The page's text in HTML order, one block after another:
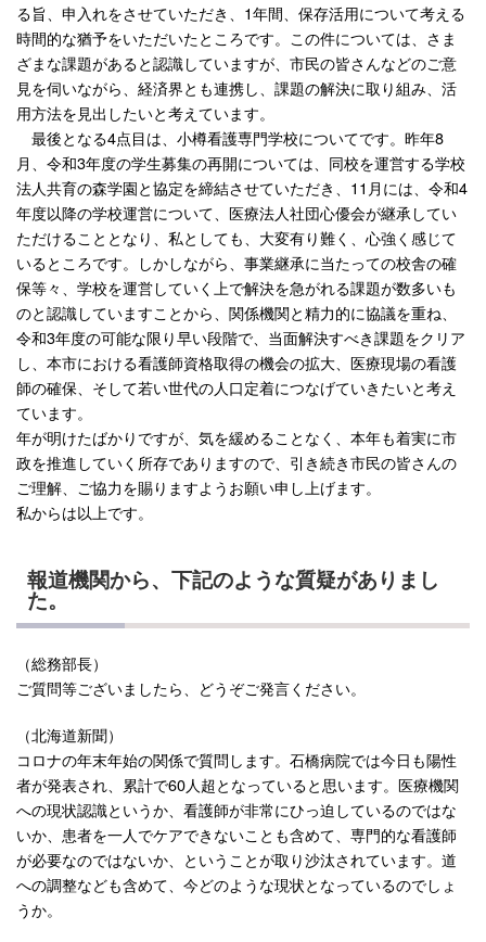
る旨、申入れをさせていただき、1年間、保存活用について考える
時間的な猶予をいただいたところです。この件については、さま
ざまな課題があると認識していますが、市民の皆さんなどのご意
見を伺いながら、経済界とも連携し、課題の解決に取り組み、活
用方法を見出したいと考えています。
最後となる4点目は、小樽看護専門学校についてです。昨年8
月、令和3年度の学生募集の再開については、同校を運営する学校
法人共育の森学園と協定を締結させていただき、11月には、令和4
年度以降の学校運営について、医療法人社団心優会が継承してい
ただけることとなり、私としても、大変有り難く、心強く感じて
いるところです。しかしながら、事業継承に当たっての校舎の確
保等々、学校を運営していく上で解決を急がれる課題が数多いも
のと認識していますことから、関係機関と精力的に協議を重ね、
令和3年度の可能な限り早い段階で、当面解決すべき課題をクリア
し、本市における看護師資格取得の機会の拡大、医療現場の看護
師の確保、そして若い世代の人口定着につなげていきたいと考え
ています。
年が明けたばかりですが、気を緩めることなく、本年も着実に市
政を推進していく所存でありますので、引き続き市民の皆さんの
ご理解、ご協力を賜りますようお願い申し上げます。
私からは以上です。
報道機関から、下記のような質疑がありまし
た。
（総務部長）
ご質問等ございましたら、どうぞご発言ください。
（北海道新聞）
コロナの年末年始の関係で質問します。石橋病院では今日も陽性
者が発表され、累計で60人超となっていると思います。医療機関
への現状認識というか、看護師が非常にひっ迫しているのではな
いか、患者を一人でケアできないことも含めて、専門的な看護師
が必要なのではないか、ということが取り沙汰されています。道
への調整なども含めて、今どのような現状となっているのでしょ
うか。